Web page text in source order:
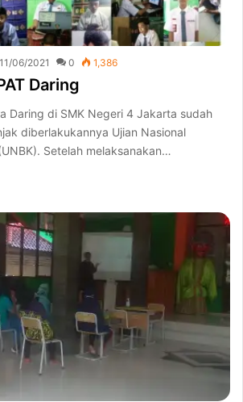
11/06/2021 0 1,386
Daring
Daring di SMK Negeri 4 Jakarta sudah
diberlakukannya Ujian Nasional
Setelah melaksanakan…